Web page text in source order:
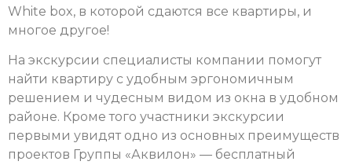
White box, в которой сдаются все квартиры, и
многое другое!
На экскурсии специалисты компании помогут
найти квартиру с удобным эргономичным
решением и чудесным видом из окна в удобном
районе. Кроме того участники экскурсии
первыми увидят одно из основных преимуществ
проектов Группы «Аквилон» — бесплатный